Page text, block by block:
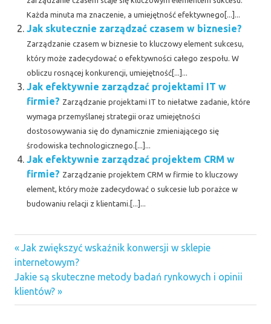
Każda minuta ma znaczenie, a umiejętność efektywnego[...]...
Jak skutecznie zarządzać czasem w biznesie?
Zarządzanie czasem w biznesie to kluczowy element sukcesu,
który może zadecydować o efektywności całego zespołu. W
obliczu rosnącej konkurencji, umiejętność[...]...
Jak efektywnie zarządzać projektami IT w
firmie? Zarządzanie projektami IT to niełatwe zadanie, które
wymaga przemyślanej strategii oraz umiejętności
dostosowywania się do dynamicznie zmieniającego się
środowiska technologicznego.[...]...
Jak efektywnie zarządzać projektem CRM w
firmie? Zarządzanie projektem CRM w firmie to kluczowy
element, który może zadecydować o sukcesie lub porażce w
budowaniu relacji z klientami.[...]...
Nawigacja
wpisu
Previous
Post:
Jak zwiększyć wskaźnik konwersji w sklepie
internetowym?
Next
Post:
Jakie są skuteczne metody badań rynkowych i opinii
klientów?